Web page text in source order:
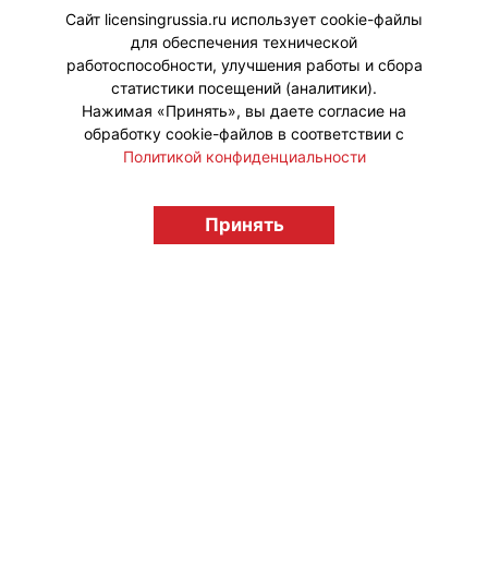
#Коллаборации
licensingrussia.ru, 2009-2026 12+
Сайт licensingrussia.ru использует cookie-файлы
для обеспечения технической
работоспособности, улучшения работы и сбора
статистики посещений (аналитики).
Нажимая «Принять», вы даете согласие на
обработку cookie-файлов в соответствии с
Политикой конфиденциальности
Принять